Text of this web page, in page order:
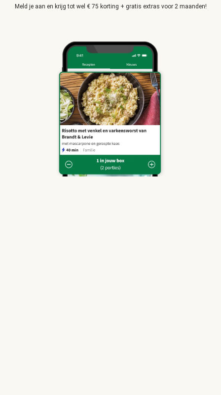
Meld je aan en krijg tot wel € 75 korting + gratis extras voor 2 maanden!